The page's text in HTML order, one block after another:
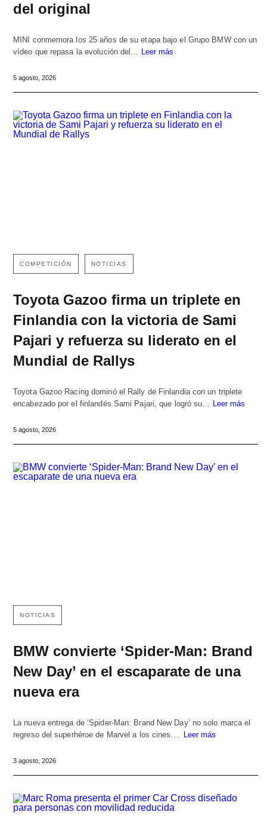
del original
MINI conmemora los 25 años de su etapa bajo el Grupo BMW con un
vídeo que repasa la evolución del… Leer más
5 agosto, 2026
COMPETICIÓN NOTICIAS
Toyota Gazoo firma un triplete en
Finlandia con la victoria de Sami
Pajari y refuerza su liderato en el
Mundial de Rallys
Toyota Gazoo Racing dominó el Rally de Finlandia con un triplete
encabezado por el finlandés Sami Pajari, que logró su… Leer más
5 agosto, 2026
NOTICIAS
BMW convierte ‘Spider-Man: Brand
New Day’ en el escaparate de una
nueva era
La nueva entrega de ‘Spider-Man: Brand New Day’ no solo marca el
regreso del superhéroe de Marvel a los cines.…
Leer más
3 agosto, 2026